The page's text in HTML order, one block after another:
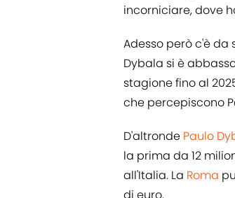
incorniciare, dove
Adesso però c'è
Dybala si è
stagione fino al
che percepiscono
D'altronde Paulo
la prima da 12
all'Italia. La Roma